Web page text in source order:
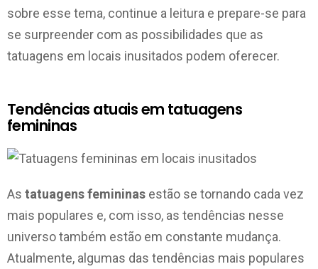
sobre esse tema, continue a leitura e prepare-se para
se surpreender com as possibilidades que as
tatuagens em locais inusitados podem oferecer.
Tendências atuais em tatuagens
femininas
As tatuagens femininas estão se tornando cada vez
mais populares e, com isso, as tendências nesse
universo também estão em constante mudança.
Atualmente, algumas das tendências mais populares